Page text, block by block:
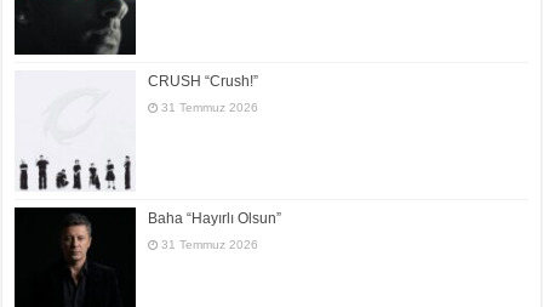
CRUSH “Crush!”
31 Temmuz 2026
Baha “Hayırlı Olsun”
31 Temmuz 2026